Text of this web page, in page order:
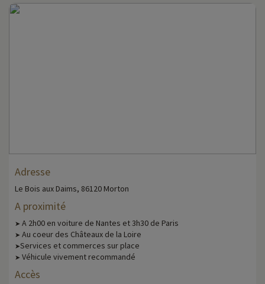
Adresse
Le Bois aux Daims, 86120 Morton
A proximité
➤ A 2h00 en voiture de Nantes et 3h30 de Paris
➤ Au coeur des Châteaux de la Loire
➤Services et commerces sur place
➤ Véhicule vivement recommandé
Accès